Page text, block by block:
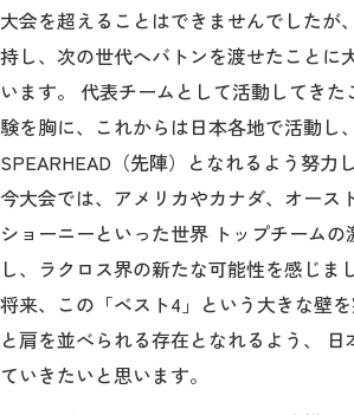
大会を超えることはできませんでしたが、
持し、次の世代へバトンを渡せたことに
います。 代表チームとして活動してきた
験を胸に、これからは日本各地で活動し
SPEARHEAD （先陣）となれるよう努力
今大会では、アメリカやカナダ、オース
ショーニーといった世界 トップチームの
し、ラクロス界の新たな可能性を感じま
将来、この「ベスト4 」という大きな壁
と肩を並べられる存在となれるよう、 日
ていきたいと思います。